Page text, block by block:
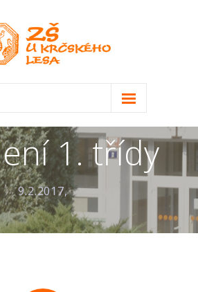
školy
roku
1. třídy
9.2.2017,